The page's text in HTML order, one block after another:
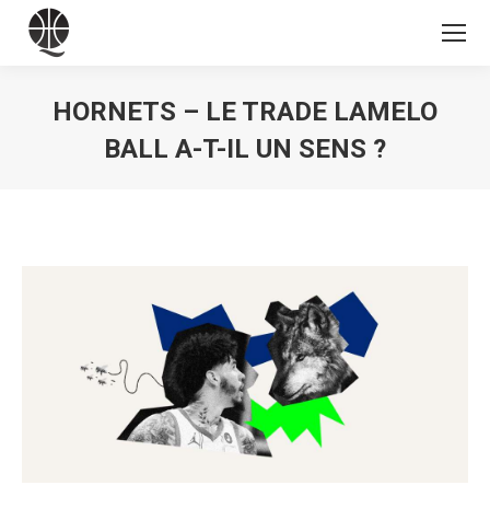
HORNETS – LE TRADE LAMELO
BALL A-T-IL UN SENS ?